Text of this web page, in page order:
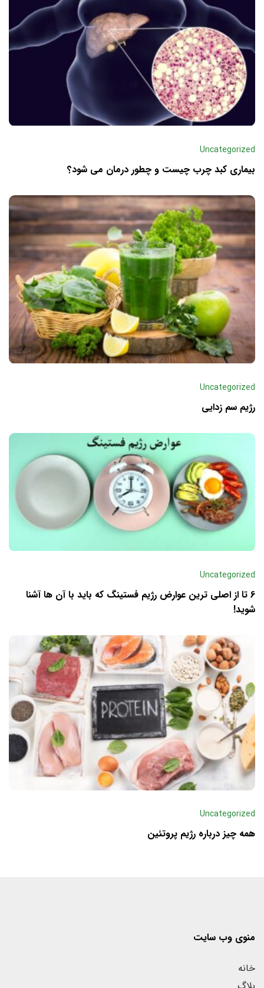
Uncategorized
بیماری کبد چرب چیست و چطور درمان می‌ شود؟
Uncategorized
رژیم سم زدایی
Uncategorized
6 تا از اصلی ترین عوارض رژیم فستینگ که باید با آن ها آشنا
شوید!
Uncategorized
همه چیز درباره رژیم پروتئین
منوی وب سایت
خانه